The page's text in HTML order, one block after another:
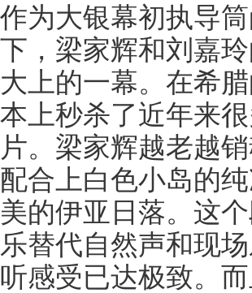
作为大银幕初执导
下，梁家辉和刘嘉
大上的一幕。在希
本上秒杀了近年来
片。梁家辉越老越
配合上白色小岛的
美的伊亚日落。这
乐替代自然声和现
听感受已达极致。